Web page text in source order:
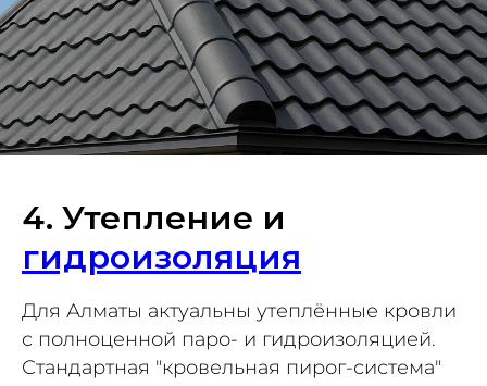
4. Утепление и
гидроизоляция
Для Алматы актуальны утеплённые кровли
с полноценной паро- и гидроизоляцией.
Стандартная "кровельная пирог-система"